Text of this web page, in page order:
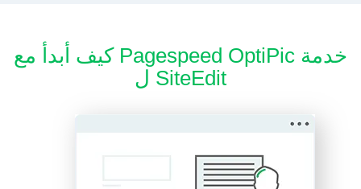
كيف أبدأ مع Pagespeed OptiPic خدمة
ل SiteEdit